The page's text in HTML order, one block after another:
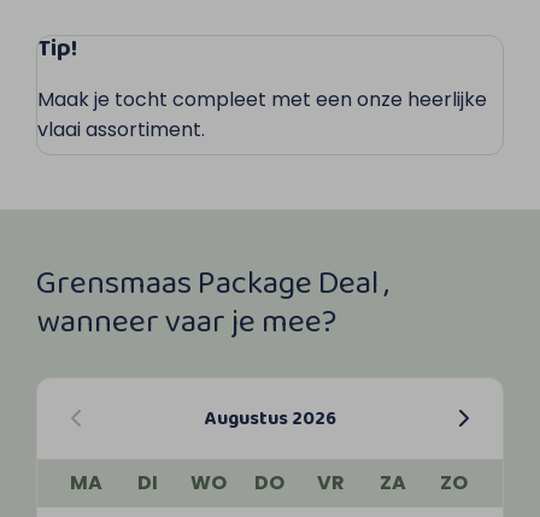
Tip!
Maak je tocht compleet met een onze heerlijke
vlaai assortiment.
Grensmaas Package Deal ,
wanneer vaar je mee?
Augustus 2026
MA DI WO DO VR ZA
ZO